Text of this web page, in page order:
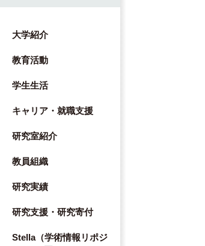
大学紹介
教育活動
学生生活
キャリア・就職支援
研究室紹介
教員組織
研究実績
研究支援・研究寄付
Stella（学術情報リポジ